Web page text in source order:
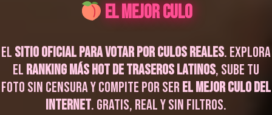
El Mejor Culo
El sitio oficial para votar por culos reales. Explora
el ranking más hot de traseros latinos, sube tu
foto sin censura y compite por serel mejor culo del
internet. Gratis, real y sin filtros.